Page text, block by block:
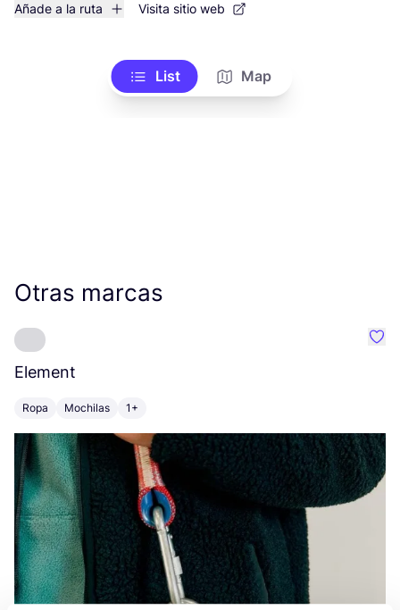
Añade a la ruta Visita sitio web
List Map
Otras marcas
Element
Ropa Mochilas 1+